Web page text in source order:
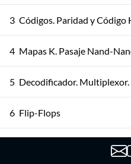
3 Códigos. Paridad y Código
4 Mapas K. Pasaje Nand-
5 Decodificador.
6 Flip-Flops
Introducción Modo Reloj